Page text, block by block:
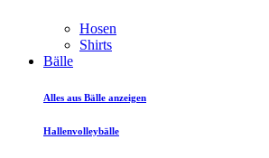
Hosen
Shirts
Bälle
Alles aus Bälle anzeigen
Hallenvolleybälle